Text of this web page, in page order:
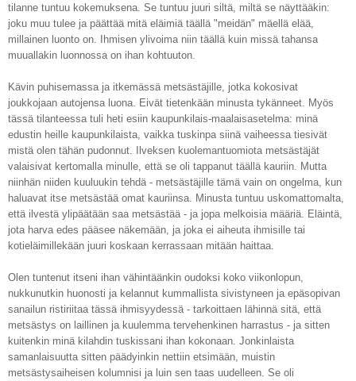
tilanne tuntuu kokemuksena. Se tuntuu juuri siltä, miltä se näyttääkin:
joku muu tulee ja päättää mitä eläimiä täällä "meidän" mäellä elää,
millainen luonto on. Ihmisen ylivoima niin täällä kuin missä tahansa
muuallakin luonnossa on ihan kohtuuton.
Kävin puhisemassa ja itkemässä metsästäjille, jotka kokosivat
joukkojaan autojensa luona. Eivät tietenkään minusta tykänneet. Myös
tässä tilanteessa tuli heti esiin kaupunkilais-maalaisasetelma: minä
edustin heille kaupunkilaista, vaikka tuskinpa siinä vaiheessa tiesivät
mistä olen tähän pudonnut. Ilveksen kuolemantuomiota metsästäjät
valaisivat kertomalla minulle, että se oli tappanut täällä kauriin. Mutta
niinhän niiden kuuluukin tehdä - metsästäjille tämä vain on ongelma, kun
haluavat itse metsästää omat kauriinsa. Minusta tuntuu uskomattomalta,
että ilvestä ylipäätään saa metsästää - ja jopa melkoisia määriä. Eläintä,
jota harva edes pääsee näkemään, ja joka ei aiheuta ihmisille tai
kotieläimillekään juuri koskaan kerrassaan mitään haittaa.
Olen tuntenut itseni ihan vähintäänkin oudoksi koko viikonlopun,
nukkunutkin huonosti ja kelannut kummallista sivistyneen ja epäsopivan
sanailun ristiriitaa tässä ihmisyydessä - tarkoittaen lähinnä sitä, että
metsästys on laillinen ja kuulemma tervehenkinen harrastus - ja sitten
kuitenkin minä kilahdin tuskissani ihan kokonaan. Jonkinlaista
samanlaisuutta sitten päädyinkin nettiin etsimään, muistin
metsästysaiheisen kolumnisi ja luin sen taas uudelleen. Se oli